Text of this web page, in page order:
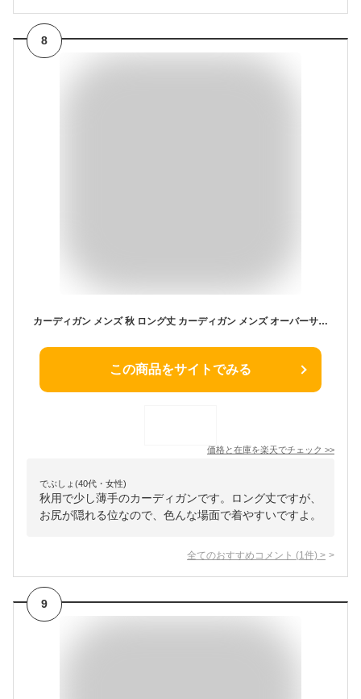
8
カーディガン メンズ 秋 ロング丈 カーディガン メンズ オーバーサイズ カーディガン メンズ ロングカーディガン ニットカーディガン メンズ ゆったり カーディガン メンズ 薄手 ロングカーディガン ニット 韓国 ファッション 秋服 秋 秋冬 メンズファッション
この商品をサイトでみる
価格と在庫を楽天でチェック >>
でぶしょ(40代・女性)
秋用で少し薄手のカーディガンです。ロング丈ですが、
お尻が隠れる位なので、色んな場面で着やすいですよ。
全てのおすすめコメント (1 件) >
9